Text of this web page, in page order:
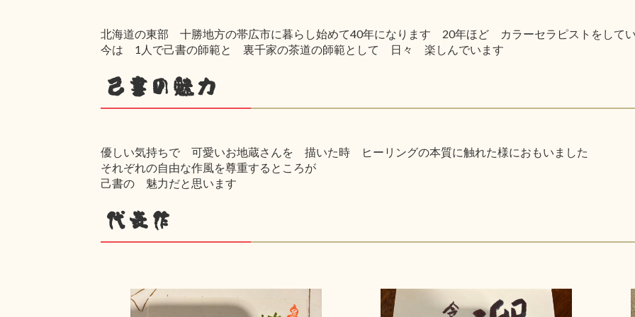
北海道の東部 十勝地方の帯広市に暮らし始めて40年になります 20年ほど カラーセラピストをして
今は 1人で己書の師範と 裏千家の茶道の師範として 日々 楽しんでいます
己書の魅力
優しい気持ちで 可愛いお地蔵さんを 描いた時 ヒーリングの本質に触れた様におもいました
それぞれの自由な作風を尊重するところが
己書の 魅力だと思います
代表作